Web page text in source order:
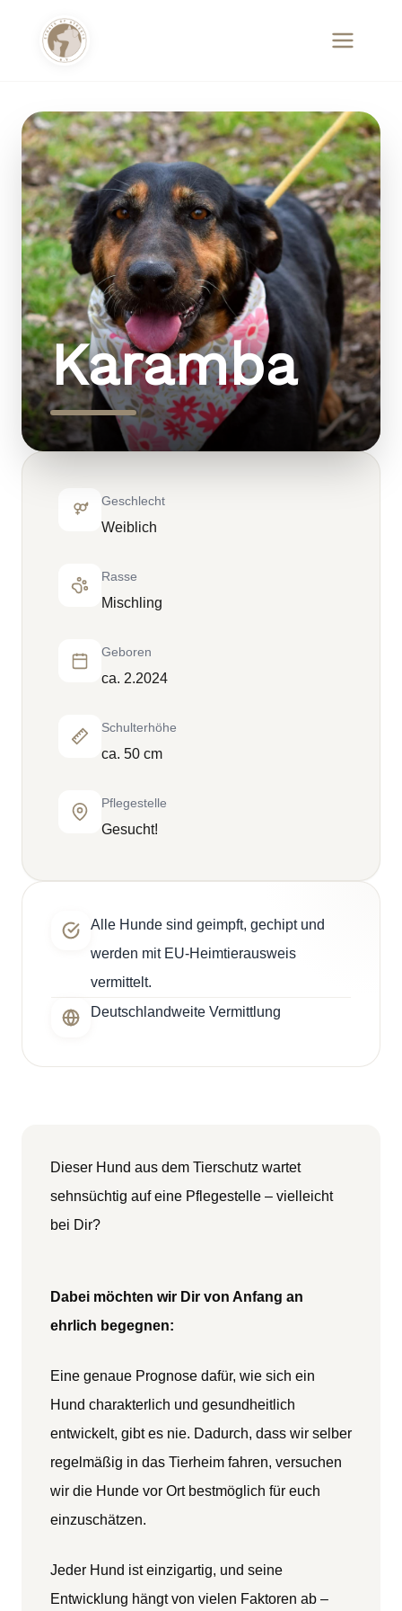
Karamba
Geschlecht
Weiblich
Rasse
Mischling
Geboren
ca. 2.2024
Schulterhöhe
ca. 50 cm
Pflegestelle
Gesucht!
Alle Hunde sind geimpft, gechipt und
werden mit EU-Heimtierausweis
vermittelt.
Deutschlandweite Vermittlung
Dieser Hund aus dem Tierschutz wartet
sehnsüchtig auf eine Pflegestelle – vielleicht
bei Dir?
Dabei möchten wir Dir von Anfang an
ehrlich begegnen:
Eine genaue Prognose dafür, wie sich ein
Hund charakterlich und gesundheitlich
entwickelt, gibt es nie. Dadurch, dass wir selber
regelmäßig in das Tierheim fahren, versuchen
wir die Hunde vor Ort bestmöglich für euch
einzuschätzen.
Jeder Hund ist einzigartig, und seine
Entwicklung hängt von vielen Faktoren ab –